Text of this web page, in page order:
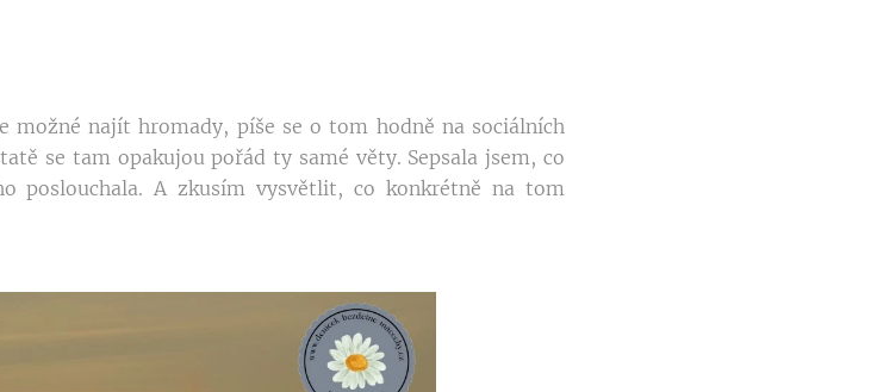
najít hromady, píše se o tom hodně na sociálních
se tam opakujou pořád ty samé věty. Sepsala jsem, co
poslouchala. A zkusím vysvětlit, co konkrétně na tom